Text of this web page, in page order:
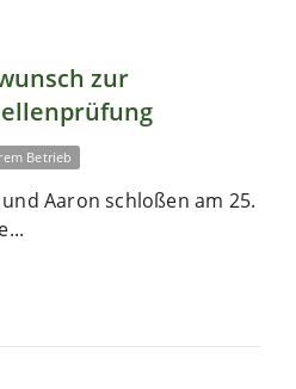
zur
Betrieb
Aaron schloßen am 25.